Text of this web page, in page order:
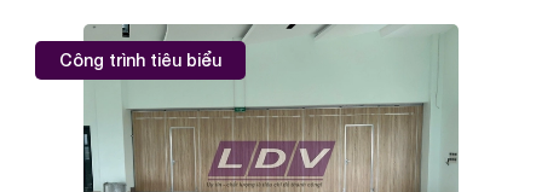
Công trình tiêu biểu